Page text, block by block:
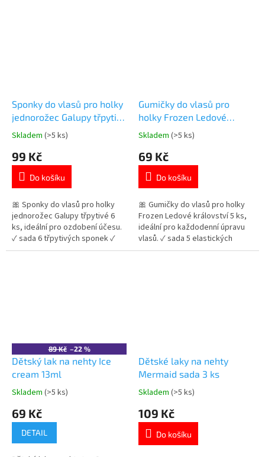
Sponky do vlasů pro holky
jednorožec Galupy třpytivé
6 ks
Průměrné
produktu
5,0
5
hvězdiček.
Skladem (>5 ks)
99 Kč
Do košíku
🎀 Sponky do vlasů pro holky
jednorožec Galupy třpytivé 6
ks, ideální pro ozdobení účesu.
✓ sada 6 třpytivých sponek ✓
roztomilý jednorožčí design
Gumičky do vlasů pro
holky Frozen Ledové
království 5 ks
Průměrné
produktu
5,0
5
hvězdiček.
Skladem (>5 ks)
69 Kč
Do košíku
🎀 Gumičky do vlasů pro holky
Frozen Ledové království 5 ks,
ideální pro každodenní úpravu
vlasů. ✓ sada 5 elastických
gumiček ✓ zdobené motivy
89 Kč –22 %
Dětský lak na nehty Ice
cream 13ml
Průměrné
produktu
Skladem (>5 ks)
69 Kč
DETAIL
Dětské laky na nehty
Mermaid sada 3 ks
Průměrné
produktu
5,0
Skladem (>5 ks)
109 Kč
Do košíku